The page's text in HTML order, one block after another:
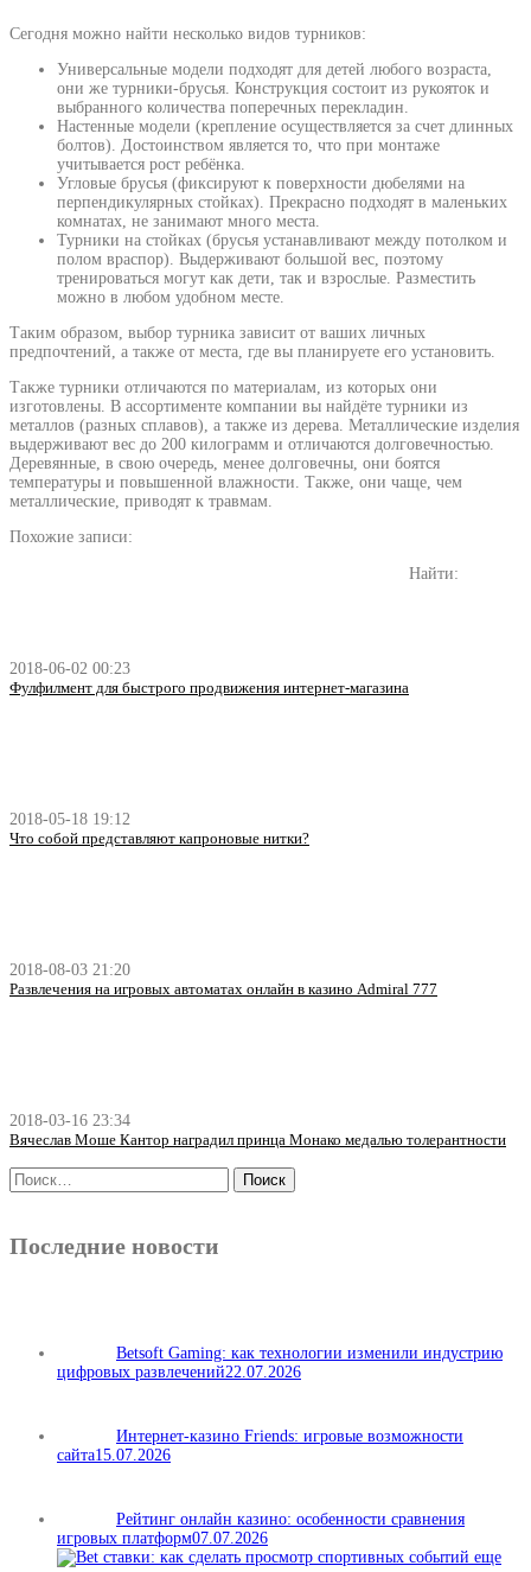
Сегодня можно найти несколько видов турников:
Универсальные модели подходят для детей любого возраста,
они же турники-брусья. Конструкция состоит из рукояток и
выбранного количества поперечных перекладин.
Настенные модели (крепление осуществляется за счет длинных
болтов). Достоинством является то, что при монтаже
учитывается рост ребёнка.
Угловые брусья (фиксируют к поверхности дюбелями на
перпендикулярных стойках). Прекрасно подходят в маленьких
комнатах, не занимают много места.
Турники на стойках (брусья устанавливают между потолком и
полом враспор). Выдерживают большой вес, поэтому
тренироваться могут как дети, так и взрослые. Разместить
можно в любом удобном месте.
Таким образом, выбор турника зависит от ваших личных
предпочтений, а также от места, где вы планируете его установить.
Также турники отличаются по материалам, из которых они
изготовлены. В ассортименте компании вы найдёте турники из
металлов (разных сплавов), а также из дерева. Металлические изделия
выдерживают вес до 200 килограмм и отличаются долговечностью.
Деревянные, в свою очередь, менее долговечны, они боятся
температуры и повышенной влажности. Также, они чаще, чем
металлические, приводят к травмам.
Похожие записи:
2018-06-02 00:23
Фулфилмент для быстрого продвижения интернет-магазина
2018-05-18 19:12
Что собой представляют капроновые нитки?
2018-08-03 21:20
Развлечения на игровых автоматах онлайн в казино Admiral 777
2018-03-16 23:34
Вячеслав Моше Кантор наградил принца Монако медалью толерантности
Найти:
Последние новости
Betsoft Gaming: как технологии изменили индустрию
цифровых развлечений22.07.2026
Интернет-казино Friends: игровые возможности
сайта15.07.2026
Рейтинг онлайн казино: особенности сравнения
игровых платформ07.07.2026